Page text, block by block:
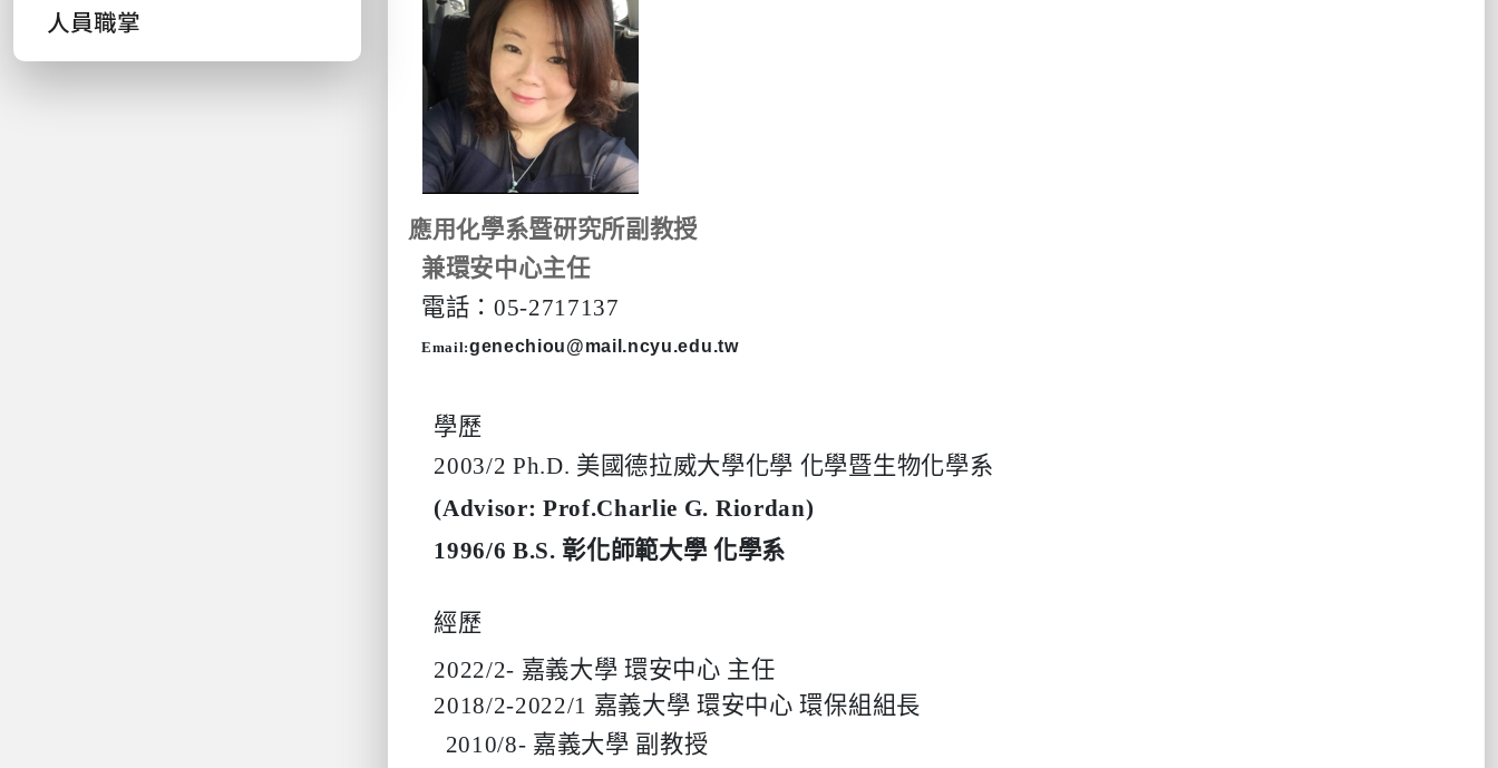
人員職掌
應用化學系暨研究所副教授
兼環安中心主任
電話：05-2717137
Email:genechiou@mail.ncyu.edu.tw
學歷
2003/2 Ph.D. 美國德拉威大學化學 化學暨生物化學系
(Advisor: Prof.Charlie G. Riordan)
1996/6 B.S. 彰化師範大學 化學系
經歷
2022/2- 嘉義大學 環安中心 主任
2018/2-2022/1 嘉義大學 環安中心 環保組組長
2010/8- 嘉義大學 副教授